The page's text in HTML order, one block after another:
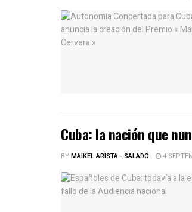
Cuba: la nación que
BYMAIKEL ARISTA - SALADO 4